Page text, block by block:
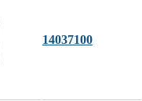
14037100